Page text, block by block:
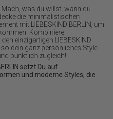
Mach, was du willst, wann du
die minimalistischen
mit LIEBESKIND BERLIN, um
Kombiniere
einzigartigen LIEBESKIND
dein ganz persönliches Style-
pünktlich zugleich!
setzt Du auf
und moderne Styles, die